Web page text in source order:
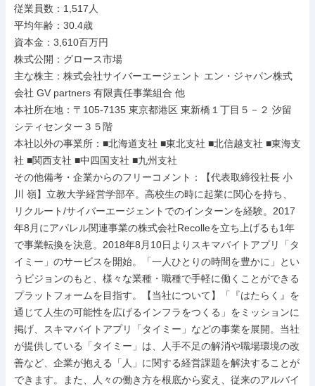
従業員数：1,517人
平均年齢：30.4歳
資本金：3,610百万円
株式公開：グロース市場
主な株主：株式会社サイバーエージェント エン・ジャパン株式
会社 GV partners 有限責任事業組合 他
本社所在地：〒105-7135 東京都港区 東新橋１丁目５－２ 汐留
シティセンター３５階
本社以外の事業所：■北海道支社 ■東北支社 ■北信越支社 ■東海支
社 ■関西支社 ■中四国支社 ■九州支社
その他備考・企業からのフリーコメント：【代表取締役社長 小
川 嶺】立教大学経営学部卒。高校生の時に起業に関心を持ち、
リクルート/サイバーエージェントでのインターンを経験。2017
年8月にアパレル関連事業の株式会社Recolleを立ち上げるも1年
で事業転換を決意。2018年8月10日よりスキマバイトアプリ「タ
イミー」のサービスを開始。「一人ひとりの時間を豊かに」とい
うビジョンのもと、様々な業種・職種で手軽に働くことができる
プラットフォームを目指す。【当社について】「『はたらく』を
通じて人生の可能性を広げるインフラをつくる」をミッションに
掲げ、スキマバイトアプリ「タイミー」などの事業を展開。当社
が提供している「タイミー」は、人手不足の解消や職場環境の改
善など、企業が抱える「人」に関する経営課題を解決することが
できます。また、人々の働き方を根底から変え、従来のアルバイ